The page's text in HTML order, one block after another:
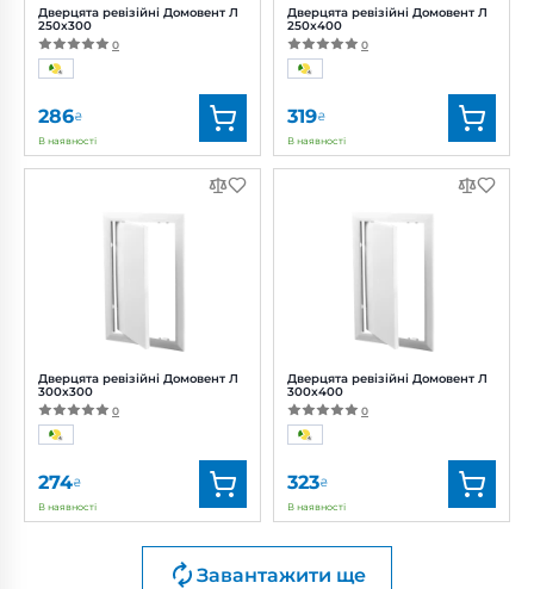
Дверцята ревізійні Домовент Л
250x300
0
286₴
В наявності
Домовент
0687926246
Дверцята ревізійні Домовент Л
250x400
0
319₴
В наявності
Домовент
0687926248
Дверцята ревізійні Домовент Л
300x300
0
274₴
В наявності
Домовент
0687926249
Дверцята ревізійні Домовент Л
300x400
0
323₴
В наявності
Бренд:
Артикул:
Завантажити ще